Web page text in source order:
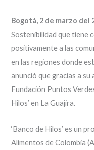
Bogotá, 2 de marzo del
Sostenibilidad que tiene
positivamente a las
en las regiones donde
anunció que gracias a
Fundación Puntos
Hilos’ en La Guajira.
‘Banco de Hilos’ es un
Alimentos de Colombia